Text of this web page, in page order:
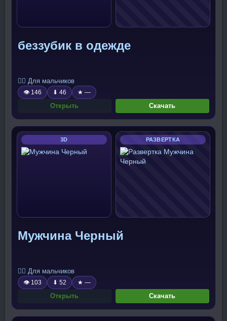
беззубик в одежде
🧍‍♂️ Для мальчиков
👁 146 ⬇ 46 ★ —
Открыть Скачать
3D РАЗВЕРТКА
Мужчина Черный
🧍‍♂️ Для мальчиков
👁 103 ⬇ 52 ★ —
Открыть Скачать